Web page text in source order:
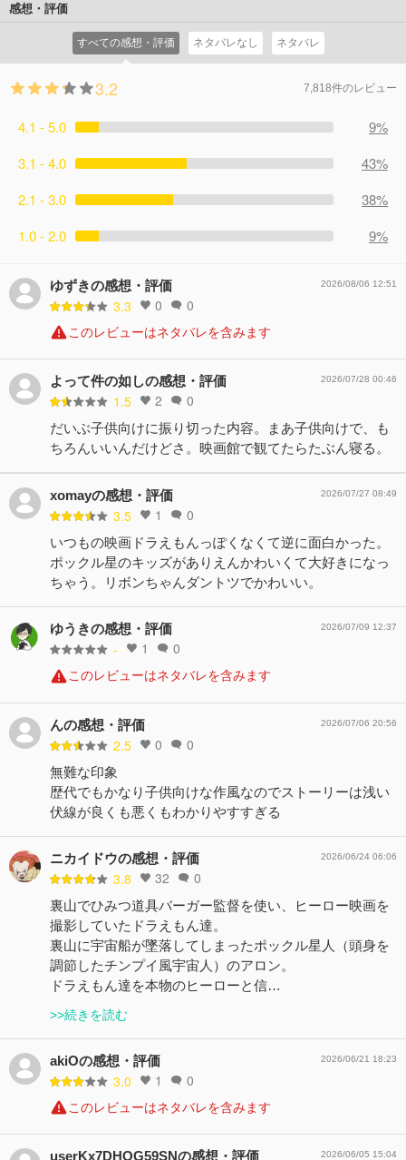
感想・評価
すべての感想・評価 ネタバレなし ネタバレ
3.2 7,818件のレビュー
4.1 - 5.0
9%
3.1 - 4.0
43%
2.1 - 3.0
38%
1.0 - 2.0
9%
ゆずきの感想・評価
3.3 0 0
2026/08/06 12:51
このレビューはネタバレを含みます
よって件の如しの感想・評価
1.5 2 0
2026/07/28 00:46
だいぶ子供向けに振り切った内容。まあ子供向けで、も
ちろんいいんだけどさ。映画館で観てたらたぶん寝る。
xomayの感想・評価
3.5 1 0
2026/07/27 08:49
いつもの映画ドラえもんっぽくなくて逆に面白かった。
ポックル星のキッズがありえんかわいくて大好きになっ
ちゃう。リボンちゃんダントツでかわいい。
ゆうきの感想・評価
- 1 0
2026/07/09 12:37
このレビューはネタバレを含みます
んの感想・評価
2.5 0 0
2026/07/06 20:56
無難な印象
歴代でもかなり子供向けな作風なのでストーリーは浅い
伏線が良くも悪くもわかりやすすぎる
ニカイドウの感想・評価
3.8 32 0
2026/06/24 06:06
裏山でひみつ道具バーガー監督を使い、ヒーロー映画を
撮影していたドラえもん達。
裏山に宇宙船が墜落してしまったポックル星人（頭身を
調節したチンプイ風宇宙人）のアロン。
ドラえもん達を本物のヒーローと信…
>>続きを読む
akiOの感想・評価
3.0 1 0
2026/06/21 18:23
このレビューはネタバレを含みます
userKx7DHOG59SNの感想・評価 2026/06/05 15:04